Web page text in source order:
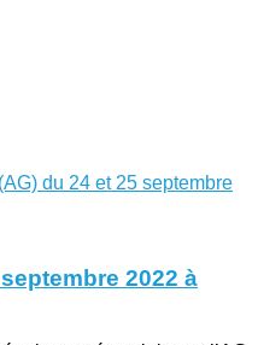
2022 à